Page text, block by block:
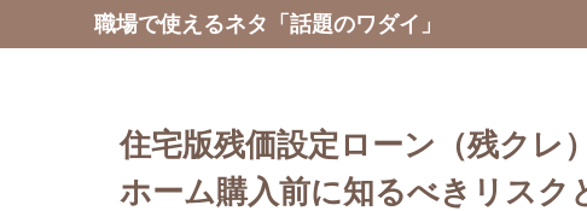
職場で使えるネタ「話題のワダイ」
住宅版残価設定ローン（残クレ
ホーム購入前に知るべきリスク